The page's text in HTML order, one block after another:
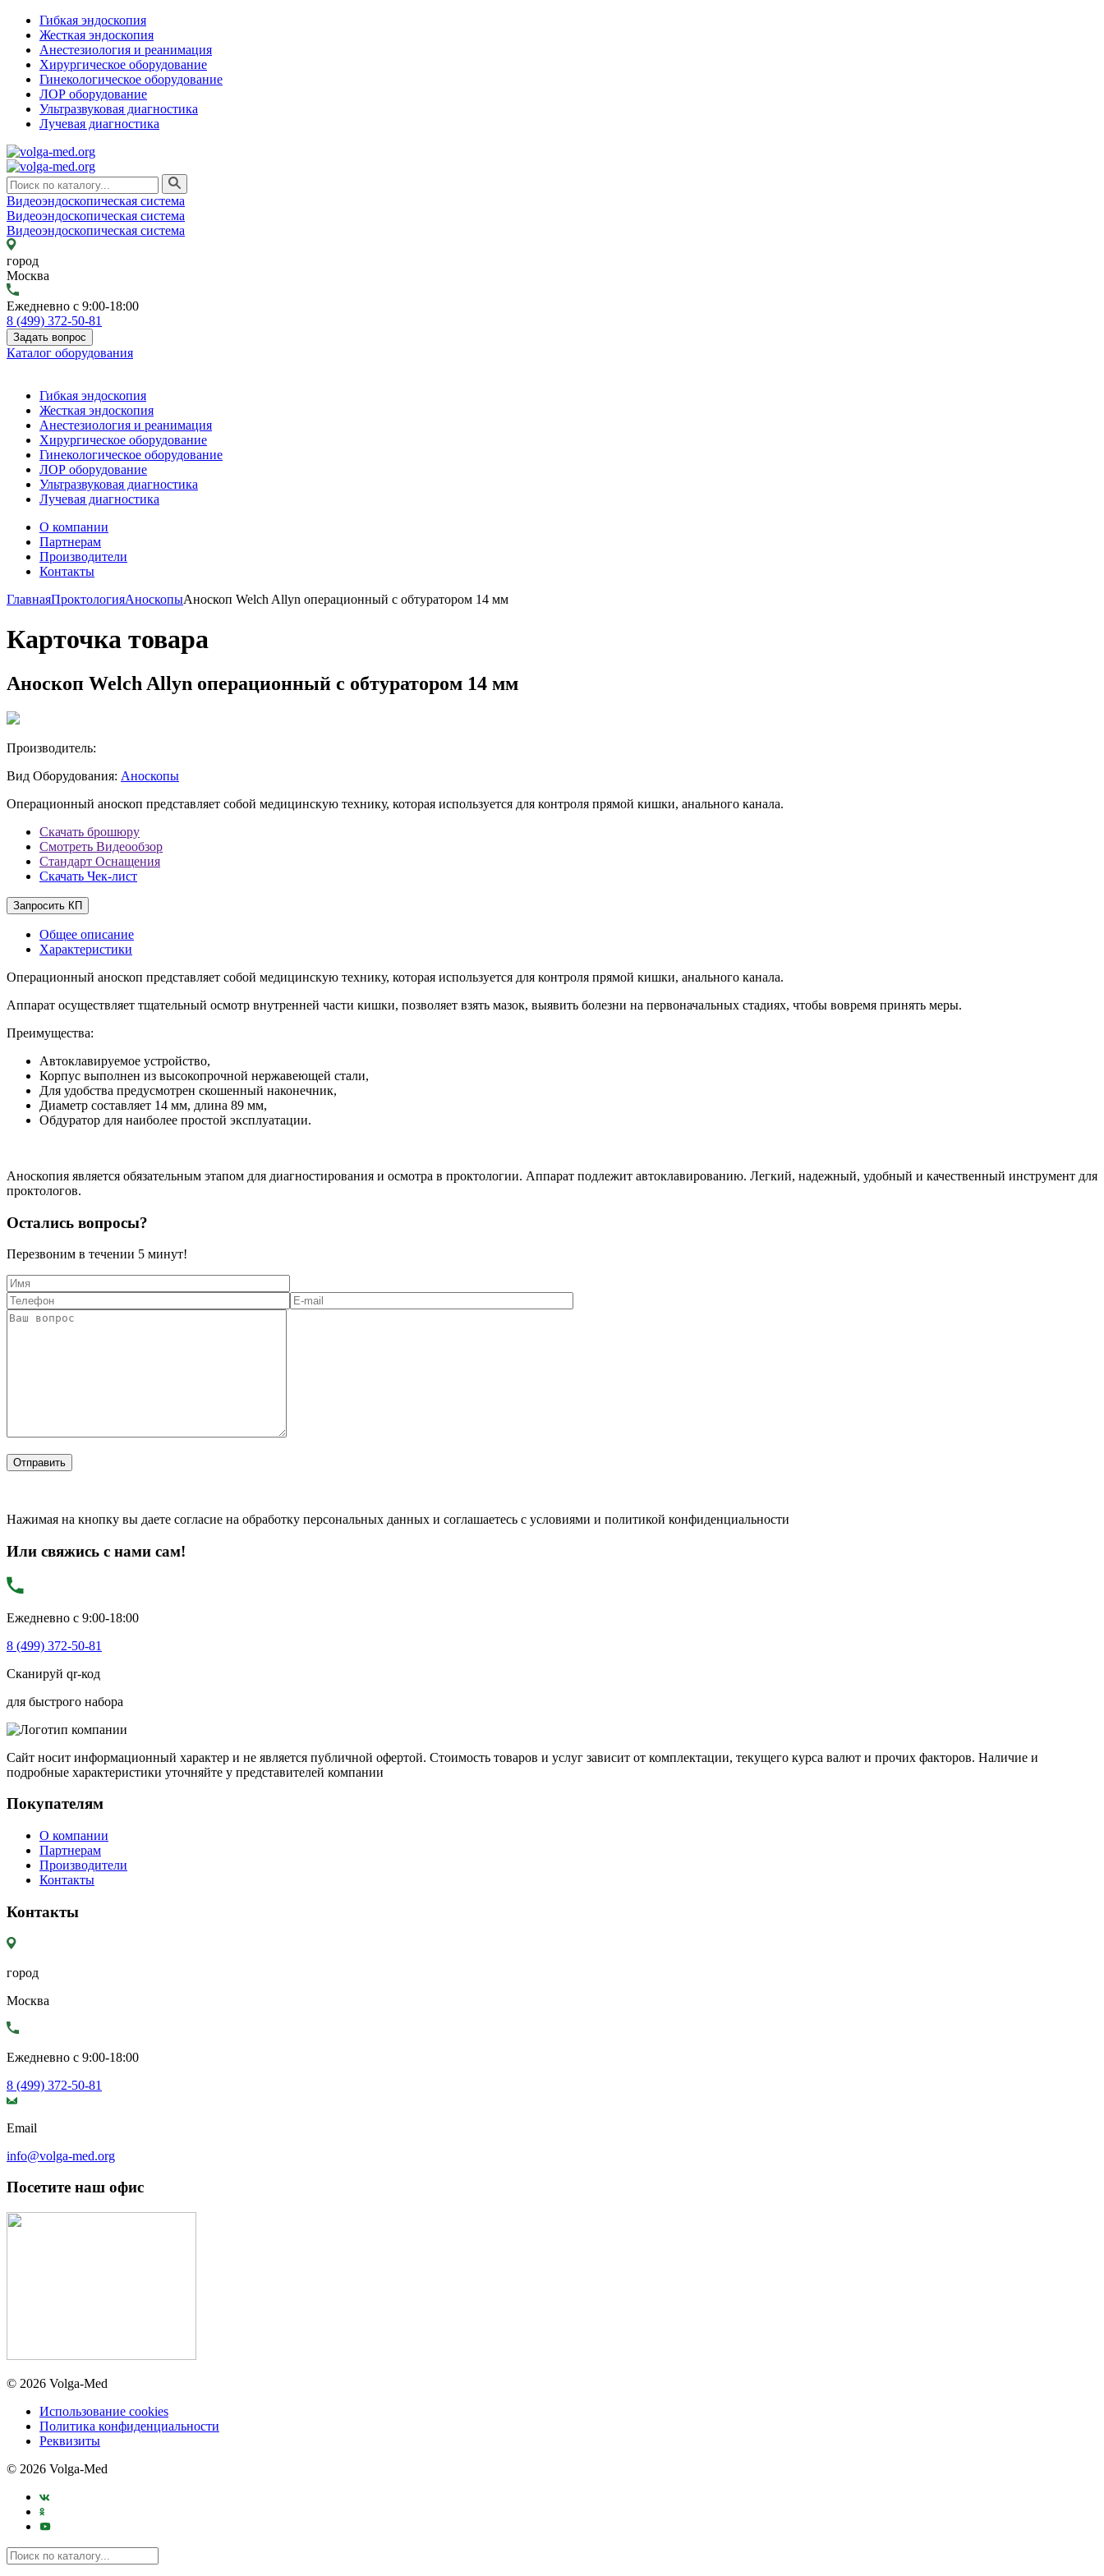
Гибкая эндоскопия
Жесткая эндоскопия
Анестезиология и реанимация
Хирургическое оборудование
Гинекологическое оборудование
ЛОР оборудование
Ультразвуковая диагностика
Лучевая диагностика
Видеоэндоскопическая система
Видеоэндоскопическая система
Видеоэндоскопическая система
город
Москва
Ежедневно с 9:00-18:00
8 (499) 372-50-81
Задать вопрос
Каталог оборудования
Гибкая эндоскопия
Жесткая эндоскопия
Анестезиология и реанимация
Хирургическое оборудование
Гинекологическое оборудование
ЛОР оборудование
Ультразвуковая диагностика
Лучевая диагностика
О компании
Партнерам
Производители
Контакты
ГлавнаяПроктологияАноскопыАноскоп Welch Allyn операционный с обтуратором 14 мм
Карточка товара
Аноскоп Welch Allyn операционный с обтуратором 14 мм
Производитель:
Вид Оборудования: Аноскопы
Операционный аноскоп представляет собой медицинскую технику, которая используется для контроля прямой кишки, анального канала.
Скачать брошюру
Смотреть Видеообзор
Стандарт Оснащения
Скачать Чек-лист
Запросить КП
Общее описание
Характеристики
Операционный аноскоп представляет собой медицинскую технику, которая используется для контроля прямой кишки, анального канала.
Аппарат осуществляет тщательный осмотр внутренней части кишки, позволяет взять мазок, выявить болезни на первоначальных стадиях, чтобы вовремя принять меры.
Преимущества:
Автоклавируемое устройство,
Корпус выполнен из высокопрочной нержавеющей стали,
Для удобства предусмотрен скошенный наконечник,
Диаметр составляет 14 мм, длина 89 мм,
Обдуратор для наиболее простой эксплуатации.
Аноскопия является обязательным этапом для диагностирования и осмотра в проктологии. Аппарат подлежит автоклавированию. Легкий, надежный, удобный и качественный инструмент для
проктологов.
Остались вопросы?
Перезвоним в течении 5 минут!
Нажимая на кнопку вы даете согласие на обработку персональных данных и соглашаетесь с условиями и политикой конфиденциальности
Или свяжись с нами сам!
Ежедневно с 9:00-18:00
8 (499) 372-50-81
Сканируй qr-код
для быстрого набора
Сайт носит информационный характер и не является публичной офертой. Стоимость товаров и услуг зависит от комплектации, текущего курса валют и прочих факторов. Наличие и
подробные характеристики уточняйте у представителей компании
Покупателям
О компании
Партнерам
Производители
Контакты
Контакты
город
Москва
Ежедневно с 9:00-18:00
8 (499) 372-50-81
Email
info@volga-med.org
Посетите наш офис
© 2026 Volga-Med
Использование cookies
Политика конфиденциальности
Реквизиты
© 2026 Volga-Med